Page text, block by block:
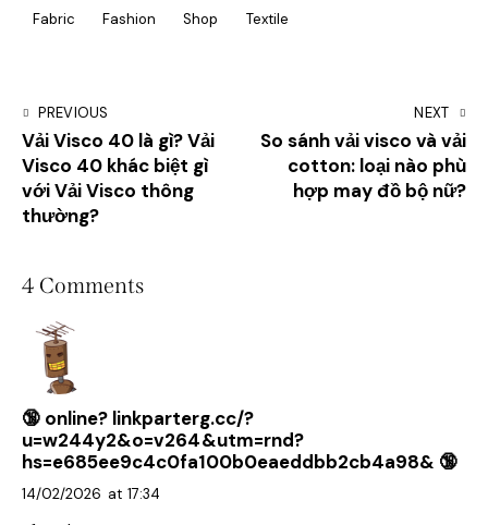
Fabric Fashion Shop Textile
PREVIOUS
Vải Visco 40 là gì? Vải
Visco 40 khác biệt gì
với Vải Visco thông
thường?
NEXT
So sánh vải visco và vải
cotton: loại nào phù
hợp may đồ bộ nữ?
4 Comments
🔞 online? linkparterg.cc/?
u=w244y2&o=v264&utm=rnd?
hs=e685ee9c4c0fa100b0eaeddbb2cb4a98& 🔞
14/02/2026 at 17:34